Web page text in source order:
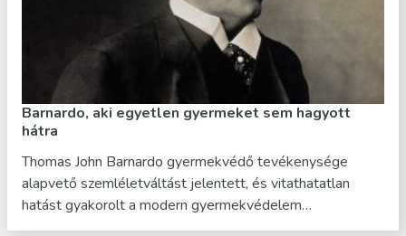
Barnardo, aki egyetlen gyermeket sem hagyott
hátra
Thomas John Barnardo gyermekvédő tevékenysége
alapvető szemléletváltást jelentett, és vitathatatlan
hatást gyakorolt a modern gyermekvédelem…